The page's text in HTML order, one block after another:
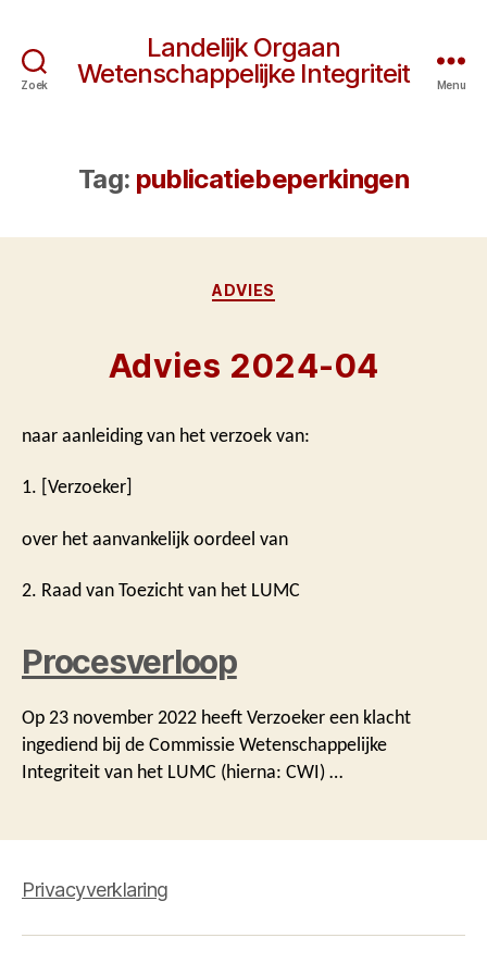
Zoek
Landelijk Orgaan
Wetenschappelijke Integriteit
Menu
Tag: publicatiebeperkingen
Categorieën
ADVIES
Advies 2024-04
naar aanleiding van het verzoek van:
1. [Verzoeker]
over het aanvankelijk oordeel van
2. Raad van Toezicht van het LUMC
Procesverloop
Op 23 november 2022 heeft Verzoeker een klacht
ingediend bij de Commissie Wetenschappelijke
Integriteit van het LUMC (hierna: CWI) …
Privacyverklaring